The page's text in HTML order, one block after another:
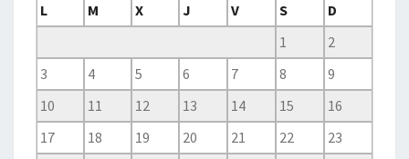
L
M X J V S
D
1
2
3
4 5 6 7 8
9
10
11 12 13 14 15
16
17
18 19 20 21 22
23